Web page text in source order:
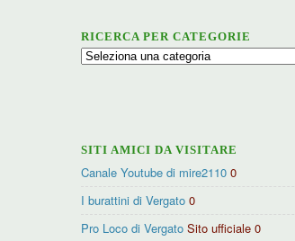
RICERCA PER CATEGORIE
Ricerca
SITI AMICI DA VISITARE
Canale Youtube di mire2110 0
I burattini di Vergato 0
Pro Loco di Vergato Sito ufficiale 0